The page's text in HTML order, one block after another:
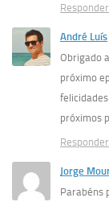
Responder
André Luís
Obrigado
próximo
próximos
Responder
Jorge
Parabéns